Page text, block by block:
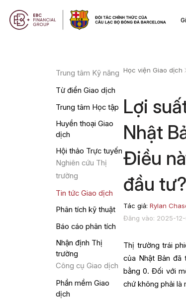
Trung tâm Kỹ năng
Từ điển Giao dịch
Trung tâm Học tập
Huyền thoại Giao
dịch
Hội thảo Trực tuyến
Nghiên cứu Thị
trường
Tin tức Giao dịch
Phân tích kỹ thuật
Báo cáo phân tích
Nhận định Thị
trường
Công cụ Giao dịch
Phần mềm Giao
dịch
Học viện Giao dịch
Lợi
Nhật
Điều
đầu tư?
Tác giả:Rylan
Đăng vào: 2025-12-
Thị trường trái
của Nhật Bản đã
bằng 0. Đối với
chứ không phải là